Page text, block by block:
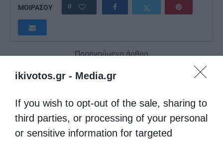
ikivotos.gr - Media.gr
If you wish to opt-out of the sale, sharing to
third parties, or processing of your personal
or sensitive information for targeted
ΜΟΙΡΑΣΟΥ 0
Προηγούμενο άρθρο
Επόμενο άρθρο
ΔΕΙΤΕ ΕΠΙΣΗΣ